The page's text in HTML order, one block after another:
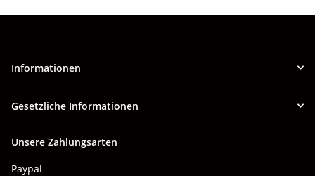
Informationen
Gesetzliche Informationen
Unsere Zahlungsarten
Paypal